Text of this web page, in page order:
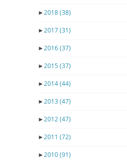
►2018(38)
►2017(31)
►2016(37)
►2015(37)
►2014(44)
►2013 (47)
►2012(47)
►2011 (72)
►2010(91)